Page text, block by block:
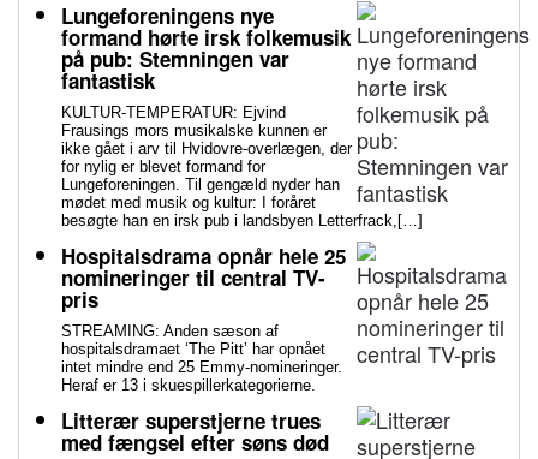
Lungeforeningens nye
formand hørte irsk folkemusik
på pub: Stemningen var
fantastisk
KULTUR-TEMPERATUR: Ejvind
Frausings mors musikalske kunnen er
ikke gået i arv til Hvidovre-overlægen, der
for nylig er blevet formand for
Lungeforeningen. Til gengæld nyder han
mødet med musik og kultur: I foråret
besøgte han en irsk pub i landsbyen Letterfrack,[…]
Hospitalsdrama opnår hele 25
nomineringer til central TV-
pris
STREAMING: Anden sæson af
hospitalsdramaet ‘The Pitt’ har opnået
intet mindre end 25 Emmy-nomineringer.
Heraf er 13 i skuespillerkategorierne.
Litterær superstjerne trues
med fængsel efter søns død